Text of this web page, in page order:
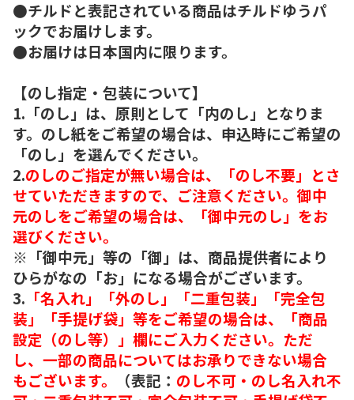
●チルドと表記されている商品はチルドゆうパ
ックでお届けします。
●お届けは日本国内に限ります。
【のし指定・包装について】
1.「のし」は、原則として「内のし」となりま
す。のし紙をご希望の場合は、申込時にご希望の
「のし」を選んでください。
2.のしのご指定が無い場合は、「のし不要」とさ
せていただきますので、ご注意ください。御中
元のしをご希望の場合は、「御中元のし」をお
選びください。
※「御中元」等の「御」は、商品提供者により
ひらがなの「お」になる場合がございます。
3. 「名入れ」「外のし」「二重包装」「完全包
装」「手提げ袋」等をご希望の場合は、「商品
設定（のし等）」欄にご入力ください。ただ
し、一部の商品についてはお承りできない場合
もございます。
（表記： のし不可・のし名入れ不